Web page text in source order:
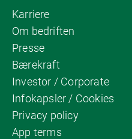
Karriere
Om bedriften
Presse
Bærekraft
Investor / Corporate
Infokapsler / Cookies
Privacy policy
App terms